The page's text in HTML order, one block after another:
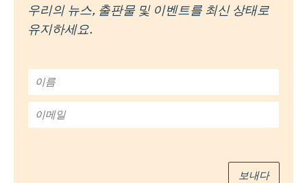
우리의 뉴스, 출판물 및 이벤트를 최신 상태로
유지하세요.
름
*
메
보내다